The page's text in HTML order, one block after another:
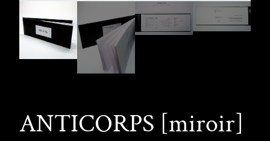
ANTICORPS [miroir]